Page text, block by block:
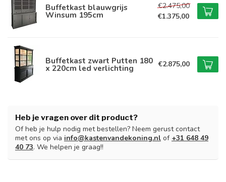
Buffetkast blauwgrijs
Winsum 195cm
€2.475,00
€1.375,00
Buffetkast zwart Putten 180
x 220cm led verlichting €2.875,00
Heb je vragen over dit product?
Of heb je hulp nodig met bestellen? Neem gerust contact
met ons op via info@kastenvandekoning.nl of +31 648 49
40 73. We helpen je graag!!